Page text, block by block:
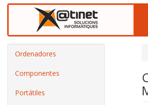
Ordenadores
Componentes
Portátiles